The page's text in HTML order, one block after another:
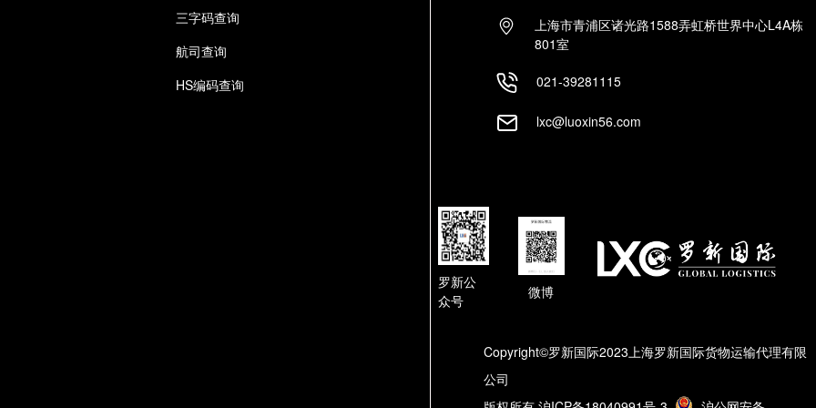
三字码查询
航司查询
HS编码查询
上海市青浦区诸光路1588弄虹桥世界中心L4A栋
801室
021-39281115
lxc@luoxin56.com
罗新公
众号
微博
Copyright©罗新国际2023上海罗新国际货物运输代理有限
公司